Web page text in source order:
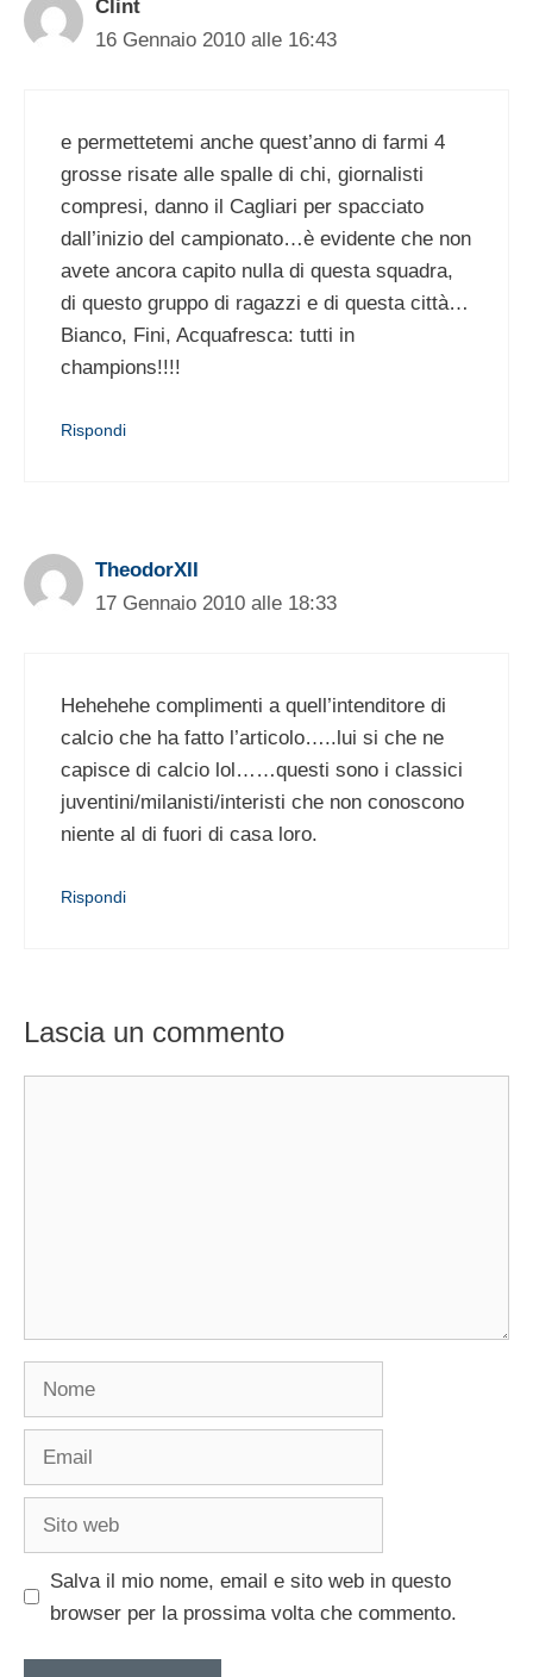
Clint
16 Gennaio 2010 alle 16:43
e permettetemi anche quest’anno di farmi 4
grosse risate alle spalle di chi, giornalisti
compresi, danno il Cagliari per spacciato
dall’inizio del campionato…è evidente che non
avete ancora capito nulla di questa squadra,
di questo gruppo di ragazzi e di questa città…
Bianco, Fini, Acquafresca: tutti in
champions!!!!
Rispondi
TheodorXII
17 Gennaio 2010 alle 18:33
Hehehehe complimenti a quell’intenditore di
calcio che ha fatto l’articolo…..lui si che ne
capisce di calcio lol……questi sono i classici
juventini/milanisti/interisti che non conoscono
niente al di fuori di casa loro.
Rispondi
Lascia un commento
Nome
Email
Sito
Salva il mio nome, email e sito web in questo
browser per la prossima volta che commento.